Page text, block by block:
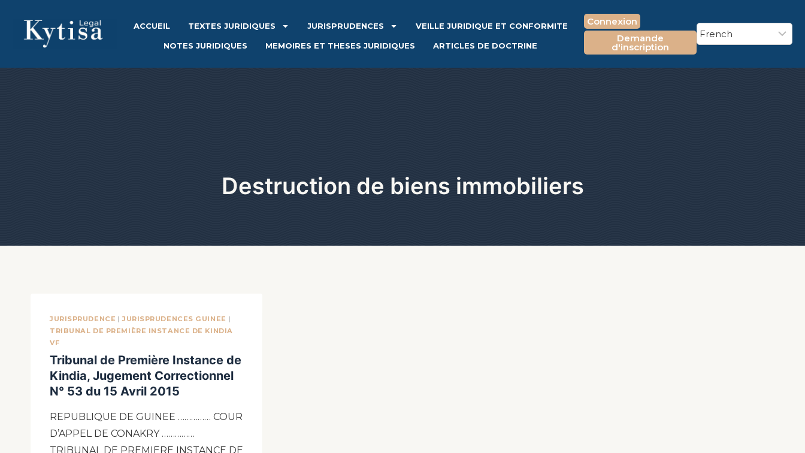
ACCUEIL TEXTES JURIDIQUES JURISPRUDENCES VEILLE JURIDIQUE ET CONFORMITE
NOTES JURIDIQUES MEMOIRES ET THESES JURIDIQUES ARTICLES DE DOCTRINE
Connexion
Demande
d'inscription
Destruction de biens immobiliers
JURISPRUDENCE |JURISPRUDENCES GUINEE |
TRIBUNAL DE PREMIÈRE INSTANCE DE KINDIA
VF
Tribunal de Première Instance de
Kindia, Jugement Correctionnel
N° 53 du 15 Avril 2015
REPUBLIQUE DE GUINEE …………… COUR
D’APPEL DE CONAKRY ……………
TRIBUNAL DE PREMIERE INSTANCE DE